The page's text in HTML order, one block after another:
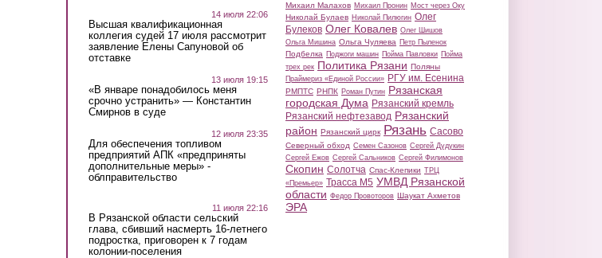
14 июля 22:06
Высшая квалификационная
коллегия судей 17 июля рассмотрит
заявление Елены Сапуновой об
отставке
13 июля 19:15
«В январе понадобилось меня
срочно устранить» — Константин
Смирнов в суде
12 июля 23:35
Для обеспечения топливом
предприятий АПК «предприняты
дополнительные меры» -
облправительство
11 июля 22:16
В Рязанской области сельский
глава, сбивший насмерть 16-летнего
подростка, приговорен к 7 годам
колонии-поселения
Михаил Малахов Михаил Пронин Мост через Оку
Николай Булаев Николай Пилюгин Олег
Булеков Олег Ковалев Олег Шишов
Ольга Мишина Ольга Чуляева Петр Пыленок
Подбелка Поджоги машин Пойма Павловки Пойма
трех рек Политика Рязани Поляны
Праймериз «Единой России» РГУ им. Есенина
РМПТС РНПК Роман Путин Рязанская
городская Дума Рязанский кремль
Рязанский нефтезавод Рязанский
район Рязанский цирк Рязань Сасово
Северный обход Семен Сазонов Сергей Дудукин
Сергей Ежов Сергей Сальников Сергей Филимонов
Скопин Солотча Спас-Клепики ТРЦ
«Премьер» Трасса М5 УМВД Рязанской
области Федор Провоторов Шаукат Ахметов
ЭРА